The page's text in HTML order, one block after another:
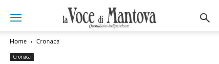
Home Cronaca
Cronaca